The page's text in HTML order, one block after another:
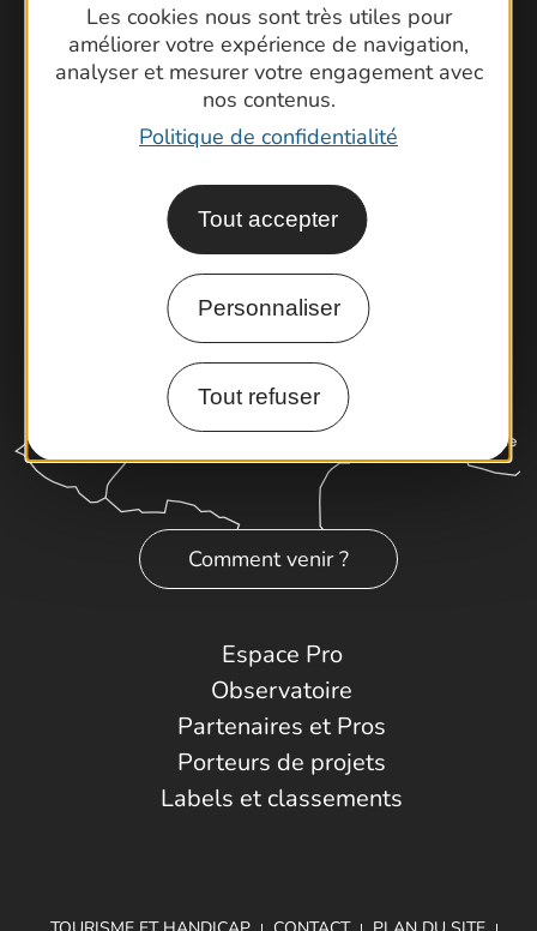
Les cookies nous sont très utiles pour
améliorer votre expérience de navigation,
analyser et mesurer votre engagement avec
nos contenus.
Politique de confidentialité
Tout accepter
Personnaliser
Tout refuser
Contactez-nous !
Foire aux questions
Brochures
Cartoguides et Topoguides
Comment venir ?
Espace Pro
Observatoire
Partenaires et Pros
Porteurs de projets
Labels et classements